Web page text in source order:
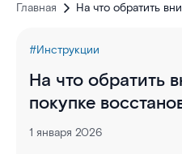
Главная
На что обратить
#Инструкции
На что обратить
покупке
1 января 2026